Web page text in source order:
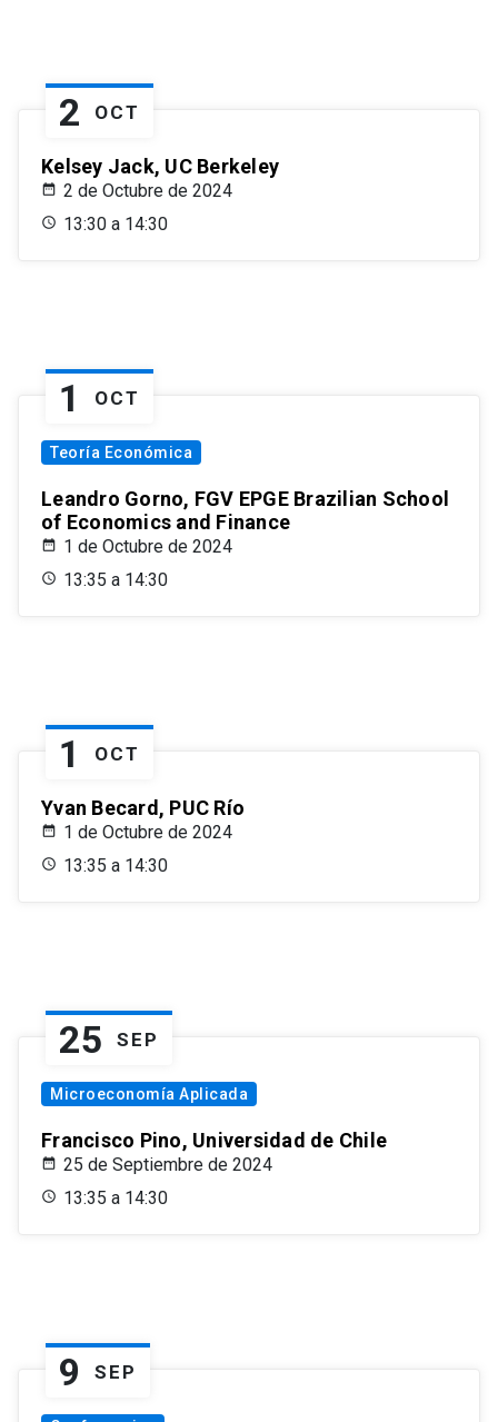
2 OCT
Kelsey Jack, UC Berkeley
2 de Octubre de 2024
13:30 a 14:30
1 OCT
Teoría Económica
Leandro Gorno, FGV EPGE Brazilian School
of Economics and Finance
1 de Octubre de 2024
13:35 a 14:30
1 OCT
Yvan Becard, PUC Río
1 de Octubre de 2024
13:35 a 14:30
25 SEP
Microeconomía Aplicada
Francisco Pino, Universidad de Chile
25 de Septiembre de 2024
13:35 a 14:30
9 SEP